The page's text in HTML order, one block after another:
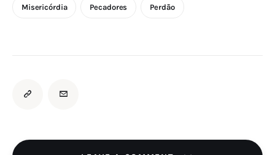
Misericórdia Pecadores Perdão